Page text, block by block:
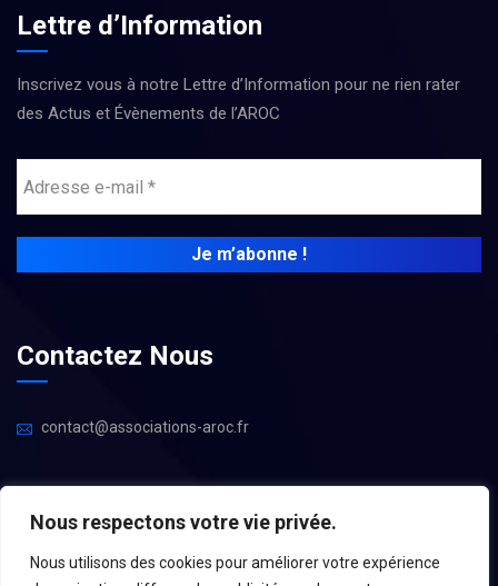
Nous respectons votre vie privée.
Nous utilisons des cookies pour améliorer votre expérience
Lettre d’Information
Inscrivez vous à notre Lettre d’Information pour ne rien rater
des Actus et Évènements de l’AROC
Contactez Nous
contact@associations-aroc.fr